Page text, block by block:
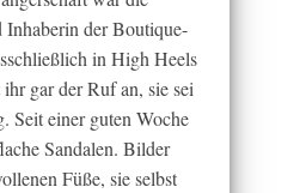
Inhaberin der Boutique-
in High Heels
gar der Ruf an, sie sei
Seit einer guten Woche
Sandalen. Bilder
Füße, sie selbst